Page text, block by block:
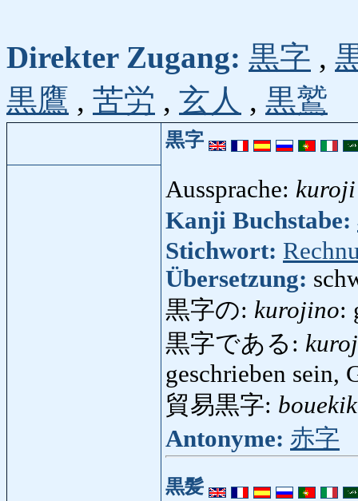
Direkter Zugang: 黒字 ,
黒鷹 , 苦労 , 玄人 , 黒鷲
黒字
Aussprache: kuroji
Kanji Buchstabe:
Stichwort:
Übersetzung:
黒字の: kurojino:
黒字である:
geschrieben sein,
貿易黒字:
Antonyme: 赤字
黒髪